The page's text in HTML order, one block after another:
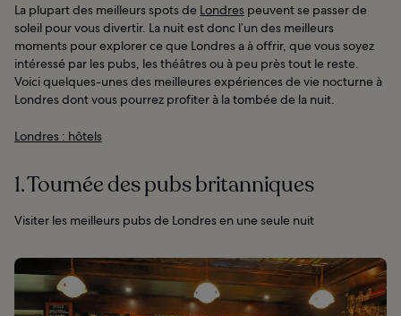
La plupart des meilleurs spots de Londres peuvent se passer de
soleil pour vous divertir. La nuit est donc l’un des meilleurs
moments pour explorer ce que Londres a à offrir, que vous soyez
intéressé par les pubs, les théâtres ou à peu près tout le reste.
Voici quelques-unes des meilleures expériences de vie nocturne à
Londres dont vous pourrez profiter à la tombée de la nuit.
Londres : hôtels
1. Tournée des pubs britanniques
Visiter les meilleurs pubs de Londres en une seule nuit